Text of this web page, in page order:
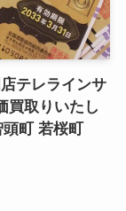
テレラインサ
買取りいたし
町 若桜町